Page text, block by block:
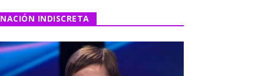
NACIÓN INDISCRETA